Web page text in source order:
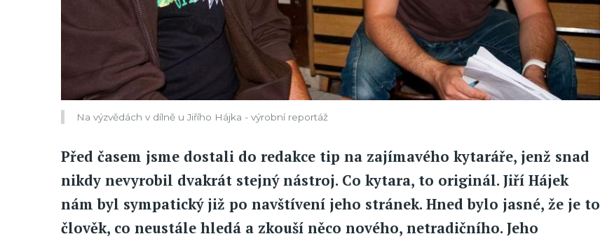
Na výzvědách v dílně u Jiřího Hájka - výrobní reportáž
Před časem jsme dostali do redakce tip na zajímavého kytaráře, jenž snad
nikdy nevyrobil dvakrát stejný nástroj. Co kytara, to originál. Jiří Hájek
nám byl sympatický již po navštívení jeho stránek. Hned bylo jasné, že je to
člověk, co neustále hledá a zkouší něco nového, netradičního. Jeho